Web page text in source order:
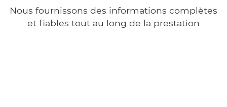
Nous fournissons des informations complètes
et fiables tout au long de la prestation